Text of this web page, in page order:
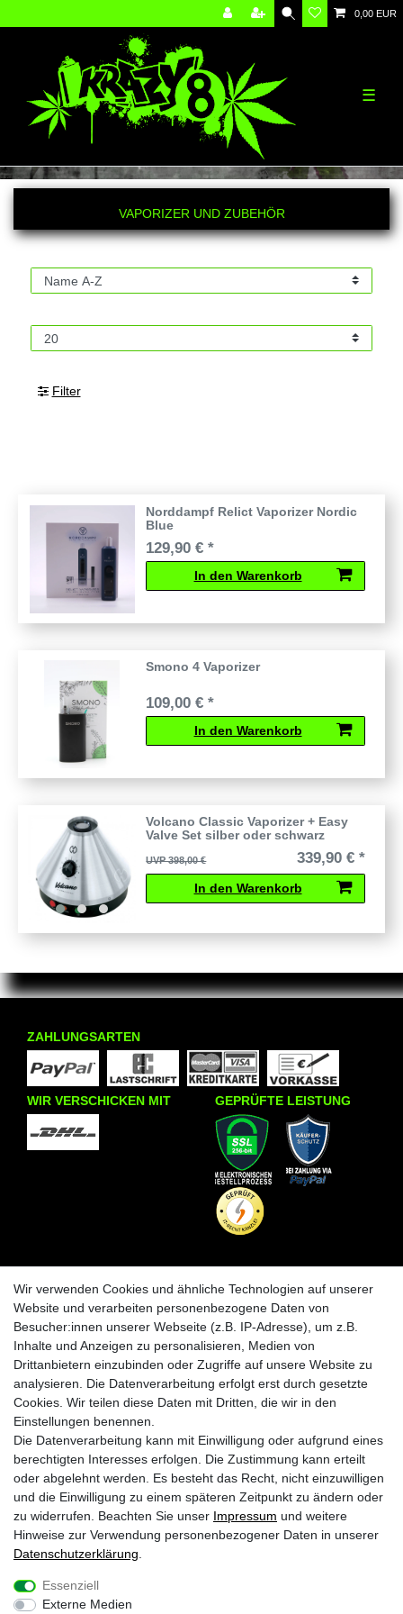
0,00 EUR
☰
VAPORIZER UND ZUBEHÖR
Filter
Norddampf Relict Vaporizer Nordic
Blue
129,90 € *
In den Warenkorb
Smono 4 Vaporizer
109,00 € *
In den Warenkorb
Volcano Classic Vaporizer + Easy
Valve Set silber oder schwarz
UVP 398,00 € 339,90 € *
In den Warenkorb
ZAHLUNGSARTEN
WIR VERSCHICKEN MIT GEPRÜFTE LEISTUNG
INFORMATIONEN
Zahlungs- und Versandinfos
Retourenabwicklung
Batteriehinweise
Frequently Asked Questions
KRAZY8
Laden in Essen
Über uns
BLEIB VERBUNDEN
Krazy8 @ Facebook
Krazy8 @ Instagram
Zahlungseingang
Gilt für Lieferungen nach Deutschland (Lieferzeit bei Vorkasse 3-4 Werktage ab
Zahlungsanweisung). Lieferzeiten für andere Länder und Informationen zur
Berechnung des Liefertermins siehe
Zahlungs- & Versandinfos
* inkl. gesetzl. MwSt. zzgl. Versandkosten
Wir verwenden Cookies und ähnliche Technologien auf unserer
Website und verarbeiten personenbezogene Daten von
Besucher:innen unserer Webseite (z.B. IP-Adresse), um z.B.
Inhalte und Anzeigen zu personalisieren, Medien von
Drittanbietern einzubinden oder Zugriffe auf unsere Website zu
analysieren. Die Datenverarbeitung erfolgt erst durch gesetzte
Cookies. Wir teilen diese Daten mit Dritten, die wir in den
Einstellungen benennen.
Die Datenverarbeitung kann mit Einwilligung oder aufgrund eines
berechtigten Interesses erfolgen. Die Zustimmung kann erteilt
oder abgelehnt werden. Es besteht das Recht, nicht einzuwilligen
und die Einwilligung zu einem späteren Zeitpunkt zu ändern oder
zu widerrufen. Beachten Sie unser Impressum und weitere
Hinweise zur Verwendung personenbezogener Daten in unserer
Daten­schutz­erklärung
Essenziell
Externe Medien